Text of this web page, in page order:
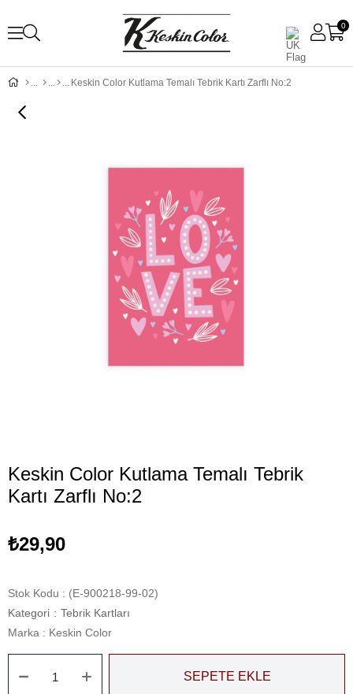
0
Keskin Color Kutlama Temalı Tebrik Kartı Zarflı No:2
Keskin Color Kutlama Temalı Tebrik
Kartı Zarflı No:2
₺29,90
Stok Kodu
(E-900218-99-02)
Kategori : Tebrik Kartları
Marka : Keskin Color